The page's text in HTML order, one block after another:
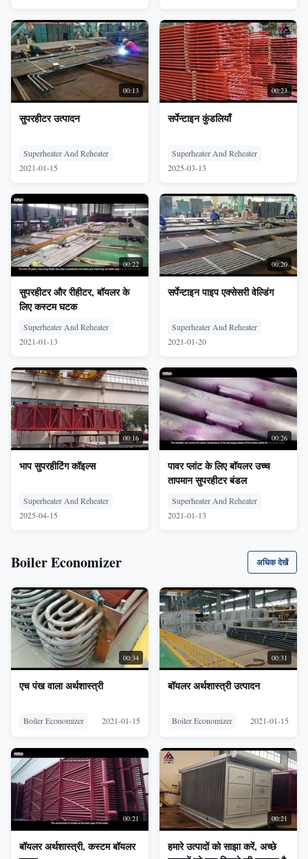
00:13
सुपरहीटर उत्पादन
Superheater And Reheater
2021-01-15
00:23
सर्पेन्टाइन कुंडलियाँ
Superheater And Reheater
2025-03-13
00:22
सुपरहीटर और रीहीटर, बॉयलर के
लिए कस्टम घटक
Superheater And Reheater
2021-01-13
00:20
सर्पेन्टाइन पाइप एक्सेसरी वेल्डिंग
Superheater And Reheater
2021-01-20
00:16
भाप सुपरहीटिंग कॉइल्स
Superheater And Reheater
2025-04-15
00:26
पावर प्लांट के लिए बॉयलर उच्च
तापमान सुपरहीटर बंडल
Superheater And Reheater
2021-01-13
Boiler Economizer अधिक देखें
00:34
एच पंख वाला अर्थशास्त्री
Boiler Economizer 2021-01-15
00:31
बॉयलर अर्थशास्त्री उत्पादन
Boiler Economizer 2021-01-15
00:21
बॉयलर अर्थशास्त्री, कस्टम बॉयलर
00:21
हमारे उत्पादों को साझा करें, अच्छे